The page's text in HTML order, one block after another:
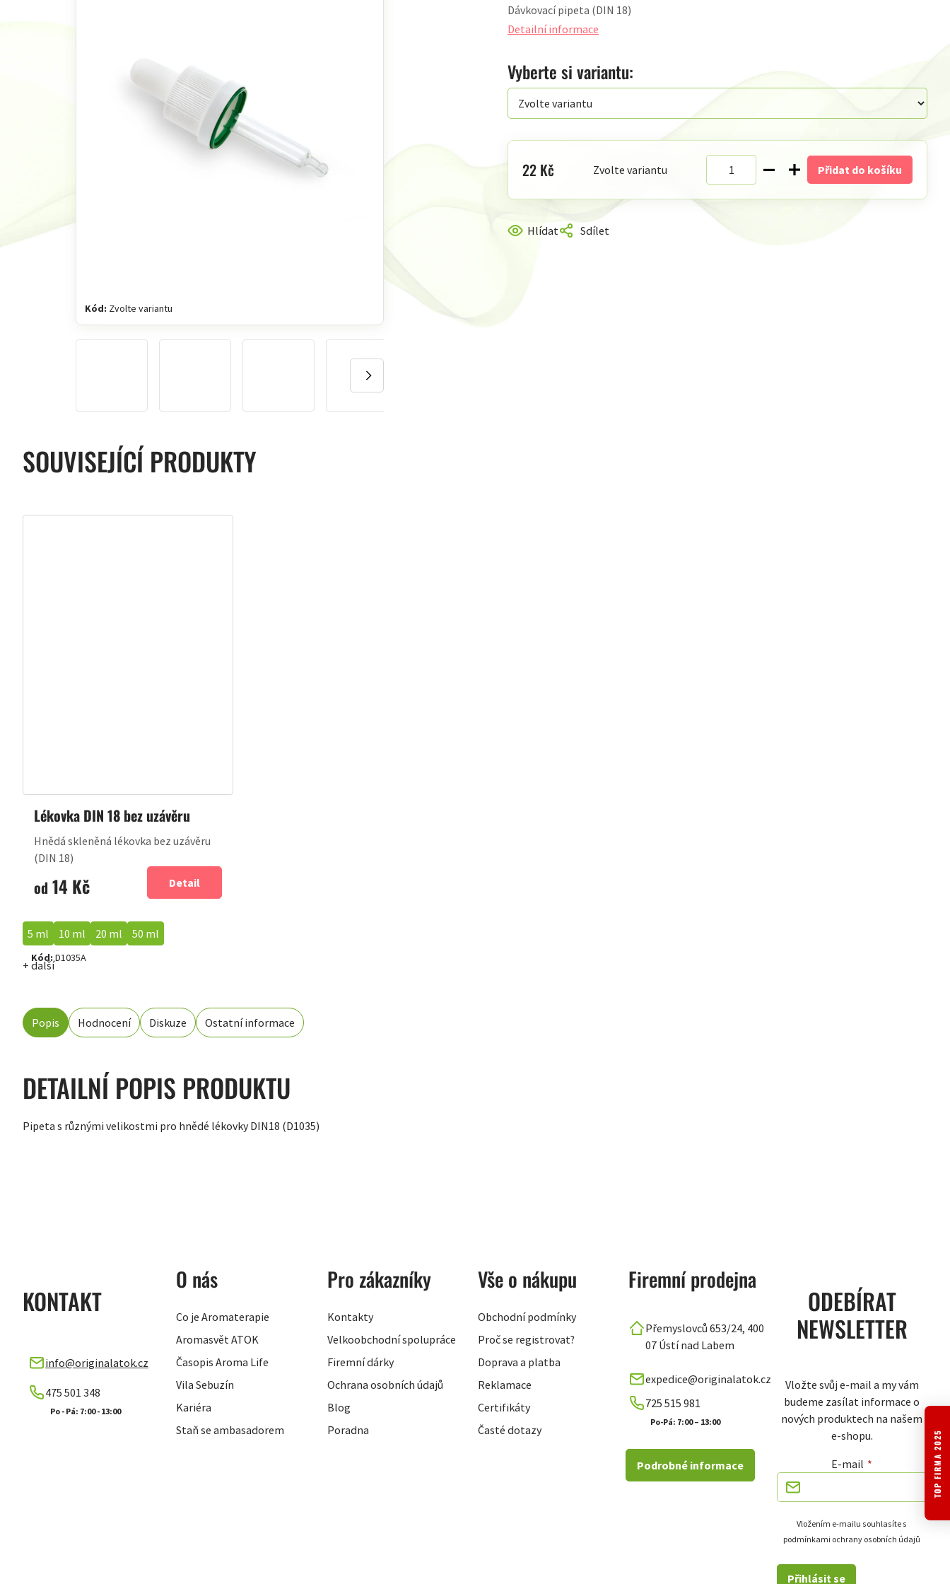
Kód: Zvolte variantu
produktu
je
5
hvězdiček.
Vyberte si variantu:
Dávkovací pipeta (DIN 18)
Detailní informace
Hlídat Sdílet
22 Kč Zvolte variantu Přidat do košíku
SOUVISEJÍCÍ PRODUKTY
Lékovka DIN 18 bez uzávěru
od 14 Kč Detail
Hnědá skleněná lékovka bez uzávěru
(DIN 18)
5 ml 10 ml 20 ml 50 ml
+ další
Kód: D1035A
Popis Hodnocení Diskuze Ostatní informace
DETAILNÍ POPIS PRODUKTU
Pipeta s různými velikostmi pro hnědé lékovky DIN18 (D1035)
KONTAKT
info@originalatok.cz
475 501 348
O nás
Co je Aromaterapie
Aromasvět ATOK
Časopis Aroma Life
Vila Sebuzín
Kariéra
Staň se ambasadorem
Pro zákazníky
Kontakty
Velkoobchodní spolupráce
Firemní dárky
Ochrana osobních údajů
Blog
Poradna
Vše o nákupu
Obchodní podmínky
Proč se registrovat?
Doprava a platba
Reklamace
Certifikáty
Časté dotazy
Firemní prodejna
Přemyslovců 653/24, 400
07 Ústí nad Labem
expedice@originalatok.cz
725 515 981
Po-Pá: 7:00 – 13:00
Podrobné informace
ODEBÍRAT
NEWSLETTER
Vložte svůj e-mail a my vám
budeme zasílat informace o
nových produktech na našem
e-shopu.
E-mail
podmínkami ochrany osobních údajů
Přihlásit se
TOP FIRMA 2025